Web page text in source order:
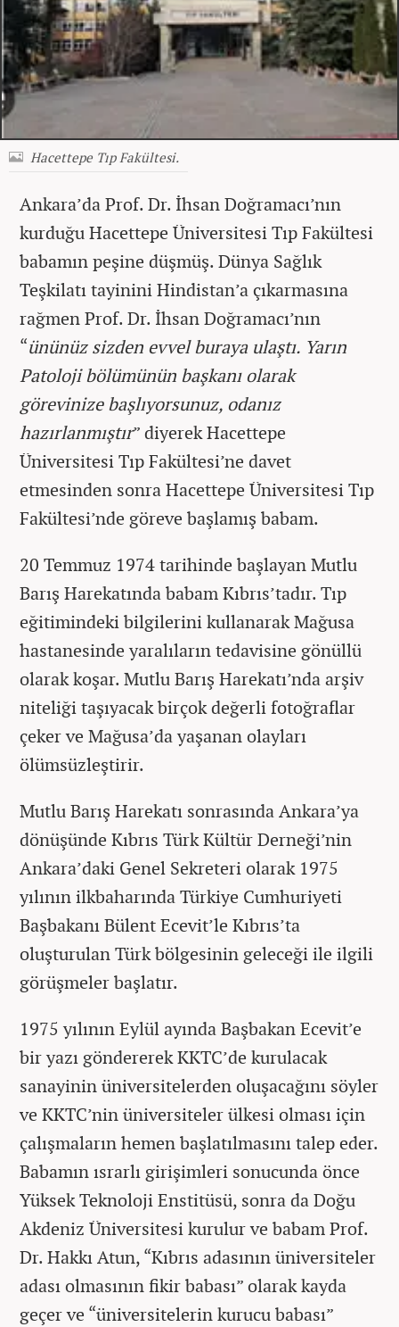
Hacettepe Tıp Fakültesi.
Ankara’da Prof. Dr. İhsan Doğramacı’nın
kurduğu Hacettepe Üniversitesi Tıp Fakültesi
babamın peşine düşmüş. Dünya Sağlık
Teşkilatı tayinini Hindistan’a çıkarmasına
rağmen Prof. Dr. İhsan Doğramacı’nın
“ününüz sizden evvel buraya ulaştı. Yarın
Patoloji bölümünün başkanı olarak
görevinize başlıyorsunuz, odanız
hazırlanmıştır” diyerek Hacettepe
Üniversitesi Tıp Fakültesi’ne davet
etmesinden sonra Hacettepe Üniversitesi Tıp
Fakültesi’nde göreve başlamış babam.
20 Temmuz 1974 tarihinde başlayan Mutlu
Barış Harekatında babam Kıbrıs’tadır. Tıp
eğitimindeki bilgilerini kullanarak Mağusa
hastanesinde yaralıların tedavisine gönüllü
olarak koşar. Mutlu Barış Harekatı’nda arşiv
niteliği taşıyacak birçok değerli fotoğraflar
çeker ve Mağusa’da yaşanan olayları
ölümsüzleştirir.
Mutlu Barış Harekatı sonrasında Ankara’ya
dönüşünde Kıbrıs Türk Kültür Derneği’nin
Ankara’daki Genel Sekreteri olarak 1975
yılının ilkbaharında Türkiye Cumhuriyeti
Başbakanı Bülent Ecevit’le Kıbrıs’ta
oluşturulan Türk bölgesinin geleceği ile ilgili
görüşmeler başlatır.
1975 yılının Eylül ayında Başbakan Ecevit’e
bir yazı göndererek KKTC’de kurulacak
sanayinin üniversitelerden oluşacağını söyler
ve KKTC’nin üniversiteler ülkesi olması için
çalışmaların hemen başlatılmasını talep eder.
Babamın ısrarlı girişimleri sonucunda önce
Yüksek Teknoloji Enstitüsü, sonra da Doğu
Akdeniz Üniversitesi kurulur ve babam Prof.
Dr. Hakkı Atun, “Kıbrıs adasının üniversiteler
adası olmasının fikir babası” olarak kayda
geçer ve “üniversitelerin kurucu babası”